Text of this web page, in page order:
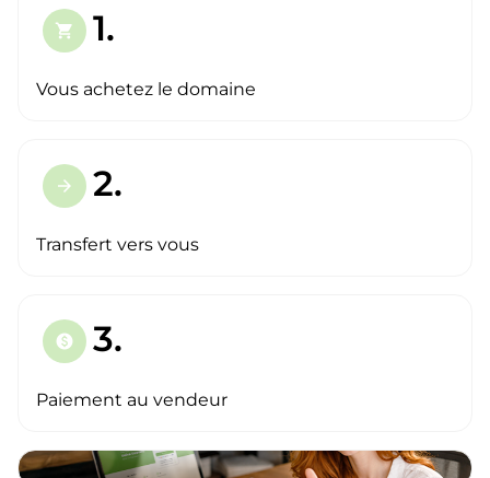
shopping_cart 1.
Vous achetez le domaine
arrow_forward 2.
Transfert vers vous
paid 3.
Paiement au vendeur